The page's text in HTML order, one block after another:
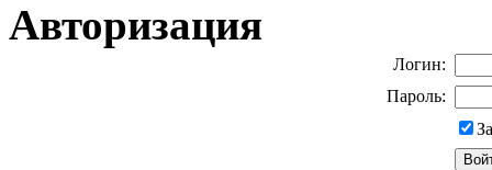
Авторизация
Логин:
Пароль: